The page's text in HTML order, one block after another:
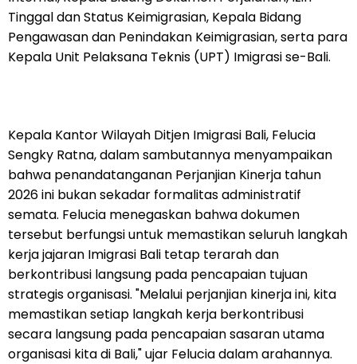
Tinggal dan Status Keimigrasian, Kepala Bidang
Pengawasan dan Penindakan Keimigrasian, serta para
Kepala Unit Pelaksana Teknis (UPT) Imigrasi se-Bali.
Kepala Kantor Wilayah Ditjen Imigrasi Bali, Felucia
Sengky Ratna, dalam sambutannya menyampaikan
bahwa penandatanganan Perjanjian Kinerja tahun
2026 ini bukan sekadar formalitas administratif
semata. Felucia menegaskan bahwa dokumen
tersebut berfungsi untuk memastikan seluruh langkah
kerja jajaran Imigrasi Bali tetap terarah dan
berkontribusi langsung pada pencapaian tujuan
strategis organisasi. "Melalui perjanjian kinerja ini, kita
memastikan setiap langkah kerja berkontribusi
secara langsung pada pencapaian sasaran utama
organisasi kita di Bali," ujar Felucia dalam arahannya.